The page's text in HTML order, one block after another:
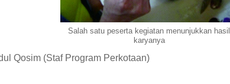
Salah satu peserta kegiatan menunjukkan hasil
karyanya
Qosim (Staf Program Perkotaan)